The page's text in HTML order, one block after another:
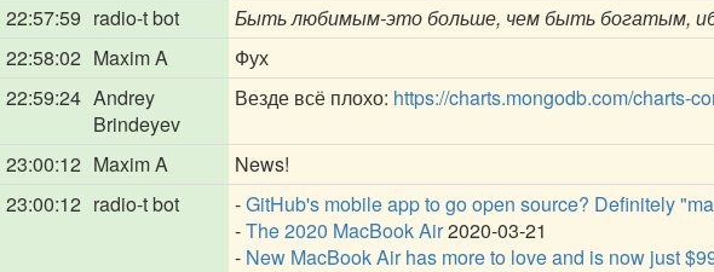
22:57:59 radio-t bot
Быть любимым-это больше, чем быть богатым,
22:58:02 Maxim A
Фух
22:59:24 Andrey
Brindeyev
Везде всё плохо: https://charts.mongodb.com/charts-
23:00:12 Maxim A
News!
23:00:12 radio-t bot -GitHub's mobile app to go open source? Definitely
-The 2020 MacBook Air2020-03-21
- New MacBook Air has more to love and is now just